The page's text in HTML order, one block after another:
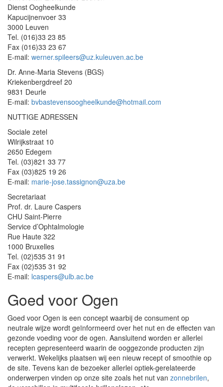
Dienst Oogheelkunde
Kapucijnenvoer 33
3000 Leuven
Tel. (016)33 23 85
Fax (016)33 23 67
E-mail: werner.spileers@uz.kuleuven.ac.be
Dr. Anne-Maria Stevens (BGS)
Kriekenbergdreef 20
9831 Deurle
E-mail: bvbastevensoogheelkunde@hotmail.com
NUTTIGE ADRESSEN
Sociale zetel
Wilrijkstraat 10
2650 Edegem
Tel. (03)821 33 77
Fax (03)825 19 26
E-mail: marie-jose.tassignon@uza.be
Secretariaat
Prof. dr. Laure Caspers
CHU Saint-Pierre
Service d’Ophtalmologie
Rue Haute 322
1000 Bruxelles
Tel. (02)535 31 91
Fax (02)535 31 92
E-mail: lcaspers@ulb.ac.be
Goed voor Ogen
Goed voor Ogen is een concept waarbij de consument op
neutrale wijze wordt geïnformeerd over het nut en de effecten van
gezonde voeding voor de ogen. Aansluitend worden er allerlei
recepten gepresenteerd waarin de ooggezonde producten zijn
verwerkt. Wekelijks plaatsen wij een nieuw recept of smoothie op
de site. Tevens kan de bezoeker allerlei optiek-gerelateerde
onderwerpen vinden op onze site zoals het nut van zonnebrilen,